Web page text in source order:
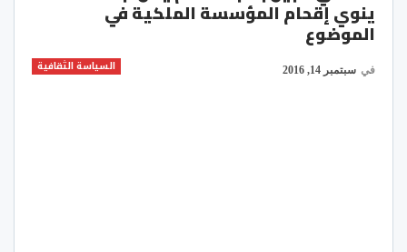
ينوي إقحام المؤسسة الملكية في
الموضوع
السياسة الثقافية في سبتمبر 14, 2016